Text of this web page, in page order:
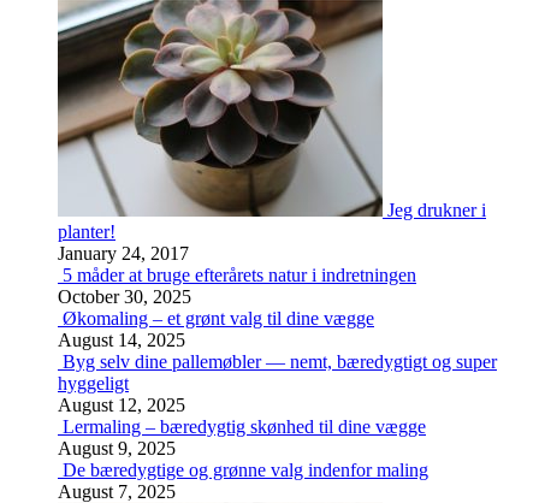
Jeg drukner i
planter!
January 24, 2017
5 måder at bruge efterårets natur i indretningen
October 30, 2025
Økomaling – et grønt valg til dine vægge
August 14, 2025
Byg selv dine pallemøbler — nemt, bæredygtigt og super
hyggeligt
August 12, 2025
Lermaling – bæredygtig skønhed til dine vægge
August 9, 2025
De bæredygtige og grønne valg indenfor maling
August 7, 2025